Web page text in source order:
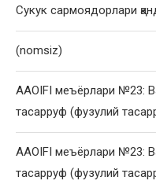
Сукук сармоядорлари
(nomsiz)
AAOIFI меъёрлари №23:
тасарруф (фузулий
AAOIFI меъёрлари №23:
тасарруф (фузулий